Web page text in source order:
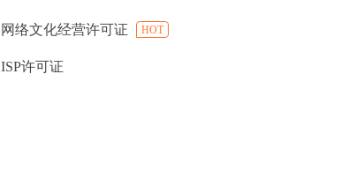
网络文化经营许可证 HOT
ISP许可证